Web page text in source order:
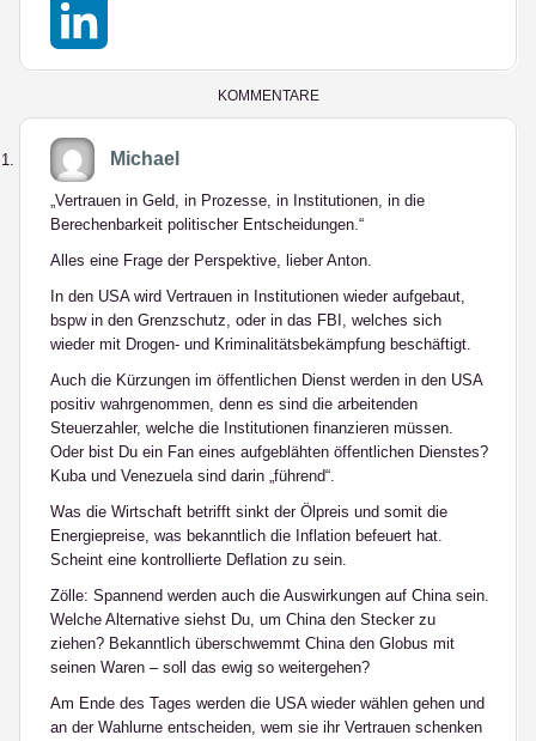
KOMMENTARE
Michael
„Vertrauen in Geld, in Prozesse, in Institutionen, in die
Berechenbarkeit politischer Entscheidungen.“
Alles eine Frage der Perspektive, lieber Anton.
In den USA wird Vertrauen in Institutionen wieder aufgebaut,
bspw in den Grenzschutz, oder in das FBI, welches sich
wieder mit Drogen- und Kriminalitätsbekämpfung beschäftigt.
Auch die Kürzungen im öffentlichen Dienst werden in den USA
positiv wahrgenommen, denn es sind die arbeitenden
Steuerzahler, welche die Institutionen finanzieren müssen.
Oder bist Du ein Fan eines aufgeblähten öffentlichen Dienstes?
Kuba und Venezuela sind darin „führend“.
Was die Wirtschaft betrifft sinkt der Ölpreis und somit die
Energiepreise, was bekanntlich die Inflation befeuert hat.
Scheint eine kontrollierte Deflation zu sein.
Zölle: Spannend werden auch die Auswirkungen auf China sein.
Welche Alternative siehst Du, um China den Stecker zu
ziehen? Bekanntlich überschwemmt China den Globus mit
seinen Waren – soll das ewig so weitergehen?
Am Ende des Tages werden die USA wieder wählen gehen und
an der Wahlurne entscheiden, wem sie ihr Vertrauen schenken